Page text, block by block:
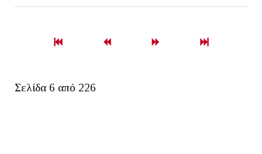
Σελίδα 6 από 226